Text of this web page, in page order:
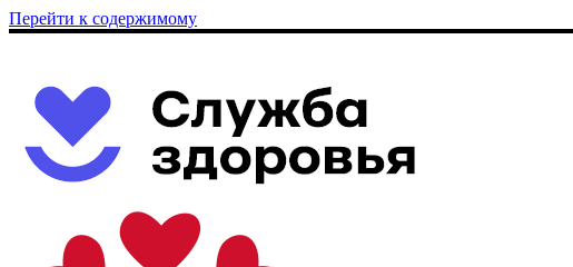
Перейти к содержимому